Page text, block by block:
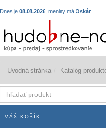
Dnes je 08.08.2026 , meniny má Oskár
Úvodná stránka Katalóg
produkt
VÁŠ KOŠÍK